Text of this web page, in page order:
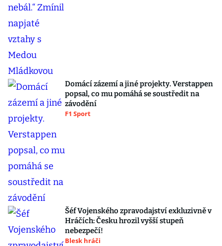
Domácí zázemí a jiné projekty. Verstappen
popsal, co mu pomáhá se soustředit na
závodění
F1 Sport
Šéf Vojenského zpravodajství exkluzivně v
Hráčích: Česku hrozil vyšší stupeň
nebezpečí!
Blesk hráči